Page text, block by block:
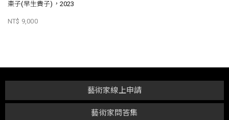
棗子(早生貴子)，2023
NT$ 9,000
藝術家問答集
藝術家線上申請